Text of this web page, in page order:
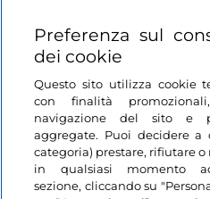
Login
Restiamo in contatto
Preferenza sul
dei cookie
Questo sito utilizza cookie
con finalità
navigazione del sito e
aggregate. Puoi decidere a
categoria) prestare, rifiutare o
in qualsiasi momento
sezione, cliccando su